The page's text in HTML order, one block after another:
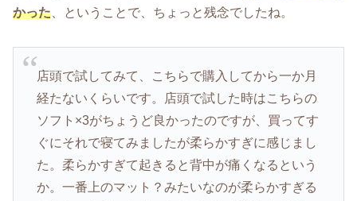
かった 、ということで、ちょっと残念でしたね。
店頭で試してみて、こちらで購入してから一か月
経たないくらいです。店頭で試した時はこちらの
ソフト×3がちょうど良かったのですが、買ってす
ぐにそれで寝てみましたが柔らかすぎに感じまし
た。柔らかすぎて起きると背中が痛くなるという
か。一番上のマット？みたいなのが柔らかすぎる